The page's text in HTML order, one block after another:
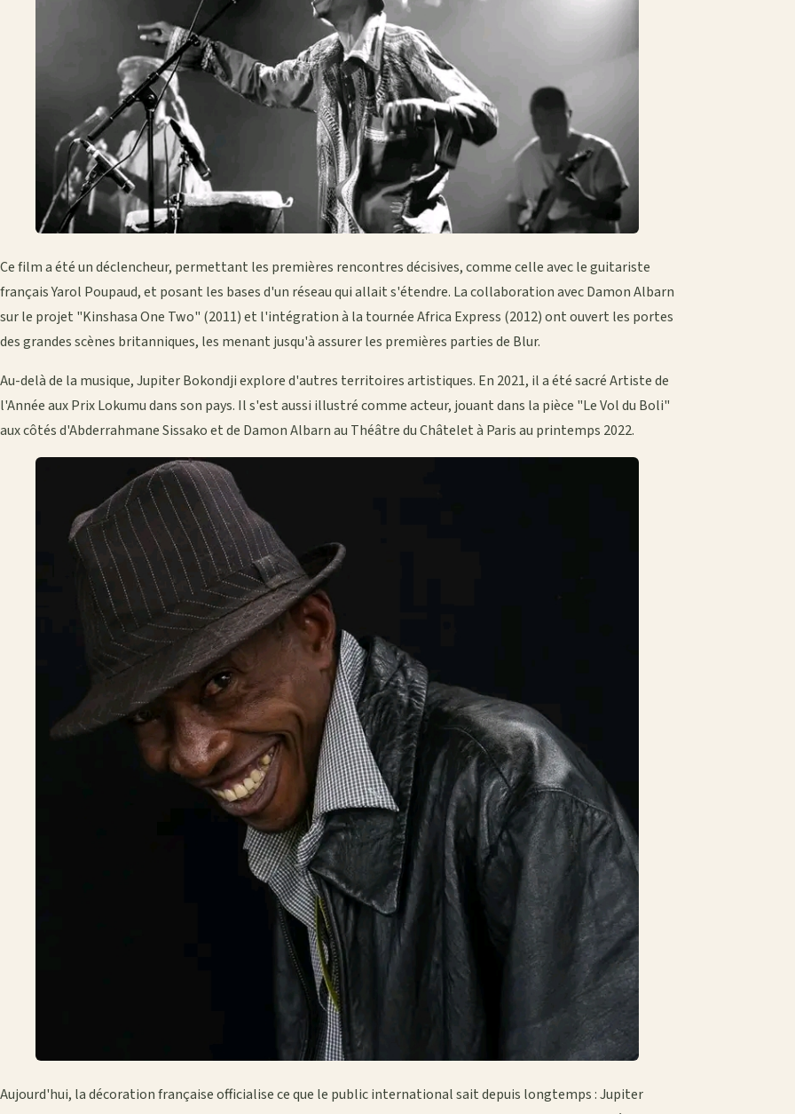
Ce film a été un déclencheur, permettant les premières rencontres décisives, comme celle avec le guitariste
français Yarol Poupaud, et posant les bases d'un réseau qui allait s'étendre. La collaboration avec Damon Albarn
sur le projet "Kinshasa One Two" (2011) et l'intégration à la tournée Africa Express (2012) ont ouvert les portes
des grandes scènes britanniques, les menant jusqu'à assurer les premières parties de Blur.
Au-delà de la musique, Jupiter Bokondji explore d'autres territoires artistiques. En 2021, il a été sacré Artiste de
l'Année aux Prix Lokumu dans son pays. Il s'est aussi illustré comme acteur, jouant dans la pièce "Le Vol du Boli"
aux côtés d'Abderrahmane Sissako et de Damon Albarn au Théâtre du Châtelet à Paris au printemps 2022.
Aujourd'hui, la décoration française officialise ce que le public international sait depuis longtemps : Jupiter